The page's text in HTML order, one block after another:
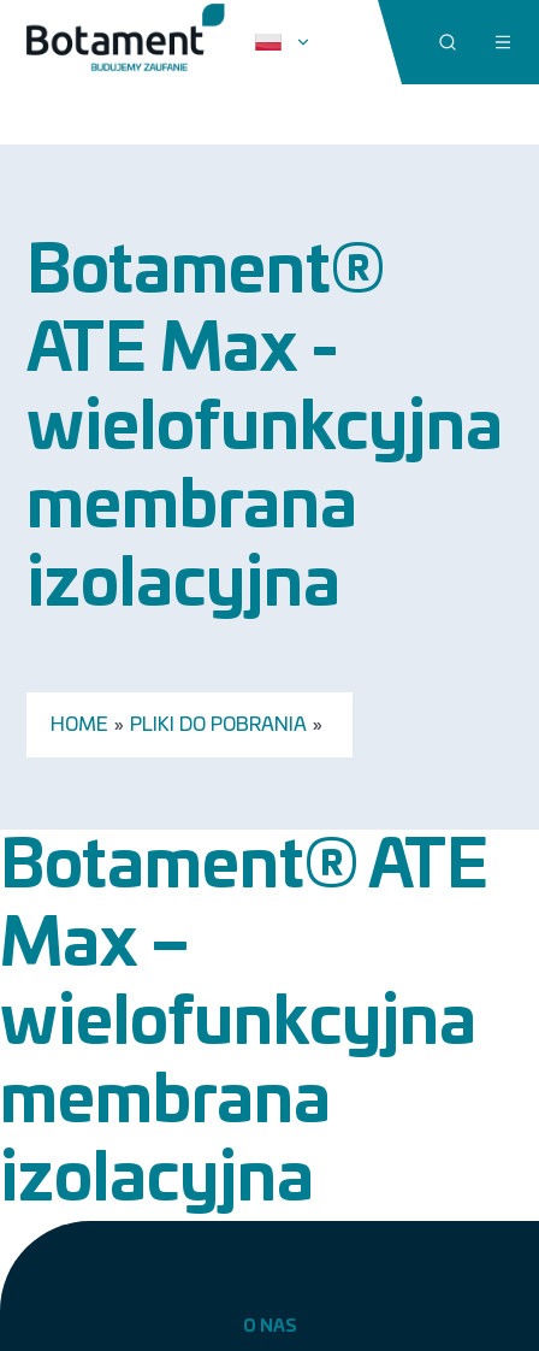
Botament®
ATE Max -
wielofunkcyjna
membrana
izolacyjna
HOME » PLIKI DO POBRANIA »
Botament® ATE
Max –
wielofunkcyjna
membrana
izolacyjna
O NAS